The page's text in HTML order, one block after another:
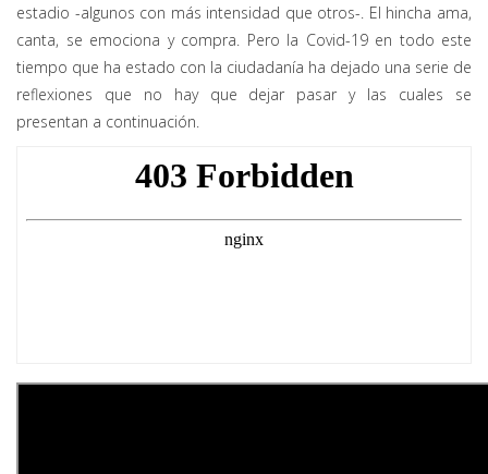
estadio -algunos con más intensidad que otros-. El hincha ama,
canta, se emociona y compra. Pero la Covid-19 en todo este
tiempo que ha estado con la ciudadanía ha dejado una serie de
reflexiones que no hay que dejar pasar y las cuales se
presentan a continuación.